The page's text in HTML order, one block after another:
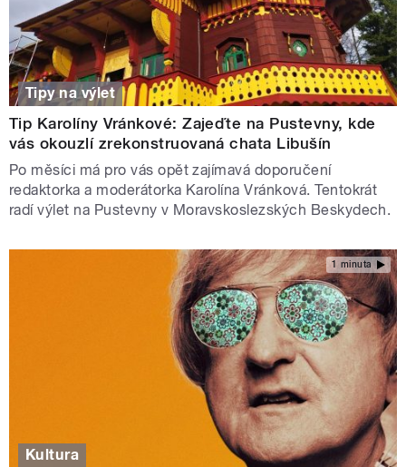
Tipy na výlet
Tip Karolíny Vránkové: Zajeďte na Pustevny, kde
vás okouzlí zrekonstruovaná chata Libušín
Po měsíci má pro vás opět zajímavá doporučení
redaktorka a moderátorka Karolína Vránková. Tentokrát
radí výlet na Pustevny v Moravskoslezských Beskydech.
1 minuta
Kultura